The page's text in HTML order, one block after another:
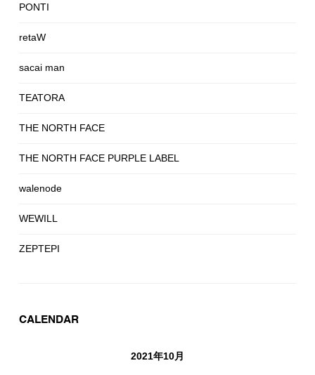
PONTI
retaW
sacai man
TEATORA
THE NORTH FACE
THE NORTH FACE PURPLE LABEL
walenode
WEWILL
ZEPTEPI
CALENDAR
2021年10月